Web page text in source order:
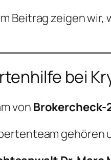
Beitrag zeigen wir,
bei
von Brokercheck-
gehören